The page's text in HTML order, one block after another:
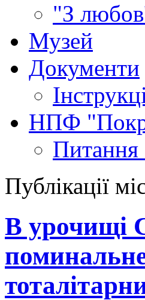
"З
Музей
Документи
НПФ
Питання
Публікації
В урочищі